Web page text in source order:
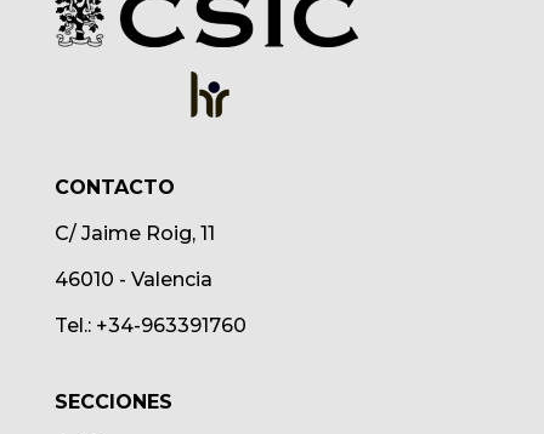
CONTACTO
C/ Jaime Roig, 11
46010 - Valencia
Tel.: +34-963391760
SECCIONES